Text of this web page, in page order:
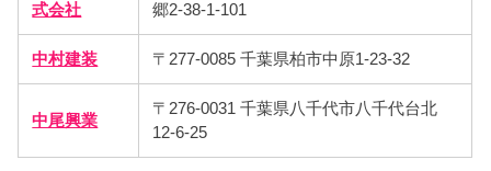
式会社
郷2-38-1-101
中村建装 〒277-0085 千葉県柏市中原1-23-32
中尾興業
〒276-0031 千葉県八千代市八千代台北
12-6-25